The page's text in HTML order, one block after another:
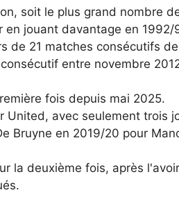
soit le plus grand nombre
jouant davantage en 1992/
de 21 matches consécutifs
entre novembre
fois depuis mai 2025.
United, avec seulement trois
Bruyne en 2019/20 pour
la deuxième fois, après